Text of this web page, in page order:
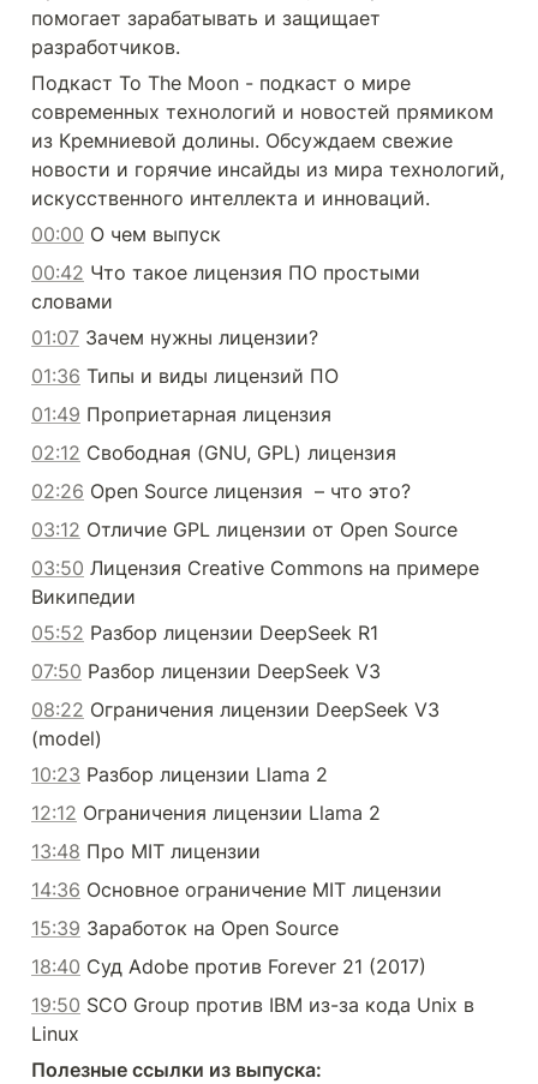
помогает зарабатывать и защищает
разработчиков.
Подкаст To The Moon - подкаст о мире
современных технологий и новостей прямиком
из Кремниевой долины. Обсуждаем свежие
новости и горячие инсайды из мира технологий,
искусственного интеллекта и инноваций.
00:00 О чем выпуск
00:42 Что такое лицензия ПО простыми
словами
01:07 Зачем нужны лицензии?
01:36 Типы и виды лицензий ПО
01:49 Проприетарная лицензия
02:12 Свободная (GNU, GPL) лицензия
02:26 Open Source лицензия  – что это?
03:12 Отличие GPL лицензии от Open Source
03:50 Лицензия Сreative Commons на примере
Википедии
05:52 Разбор лицензии DeepSeek R1
07:50 Разбор лицензии DeepSeek V3
08:22 Ограничения лицензии DeepSeek V3
(model)
10:23 Разбор лицензии Llama 2
12:12 Ограничения лицензии Llama 2
13:48 Про MIT лицензии
14:36 Основное ограничение MIT лицензии
15:39 Заработок на Open Source
18:40 Суд Adobe против Forever 21 (2017)
19:50 SCO Group против IBM из-за кода Unix в
Linux
Полезные ссылки из выпуска: